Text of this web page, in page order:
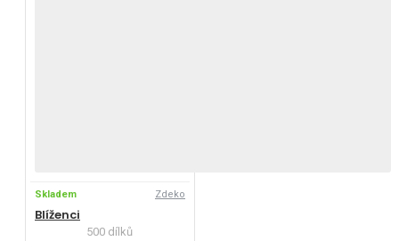
Skladem Zdeko
Blíženci
500 dílků